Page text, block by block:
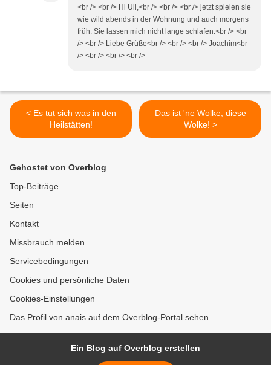
<br /> <br /> Hi Uli,<br /> <br /> <br /> jetzt spielen sie
wie wild abends in der Wohnung und auch morgens
früh. Sie lassen mich nicht lange schlafen.<br /> <br
/> <br /> Liebe Grüße<br /> <br /> <br /> Joachim<br
/> <br /> <br /> <br />
< Es tut sich was in den
Heilstätten!
Das ist 'ne Wolke, diese
Wolke! >
Gehostet von Overblog
Top-Beiträge
Seiten
Kontakt
Missbrauch melden
Servicebedingungen
Cookies und persönliche Daten
Cookies-Einstellungen
Das Profil von anais auf dem Overblog-Portal sehen
Ein Blog auf Overblog erstellen